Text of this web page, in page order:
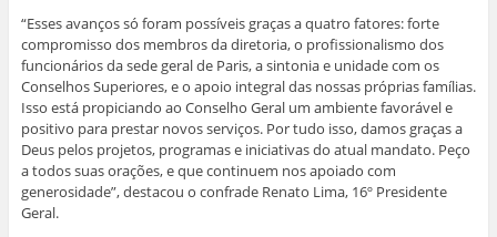
“Esses avanços só foram possíveis graças a quatro fatores: forte
compromisso dos membros da diretoria, o profissionalismo dos
funcionários da sede geral de Paris, a sintonia e unidade com os
Conselhos Superiores, e o apoio integral das nossas próprias famílias.
Isso está propiciando ao Conselho Geral um ambiente favorável e
positivo para prestar novos serviços. Por tudo isso, damos graças a
Deus pelos projetos, programas e iniciativas do atual mandato. Peço
a todos suas orações, e que continuem nos apoiado com
generosidade”, destacou o confrade Renato Lima, 16º Presidente
Geral.